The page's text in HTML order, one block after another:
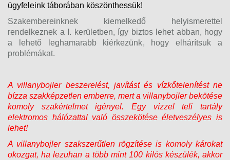
ügyfeleink táborában köszönthessük!
Szakembereinknek kiemelkedő helyismerettel
rendelkeznek a I. kerületben, így biztos lehet abban, hogy
a lehető leghamarabb kiérkezünk, hogy elhárítsuk a
problémákat.
A villanybojler beszerelést, javítást és vízkőtelenítést ne
bízza szakképzetlen emberre, mert a villanybojler bekötése
komoly szakértelmet igényel. Egy vízzel teli tartály
elektromos hálózattal való összekötése életveszélyes is
lehet!
A villanybojler szakszerűtlen rögzítése is komoly károkat
okozgat, ha lezuhan a több mint 100 kilós készülék, akkor